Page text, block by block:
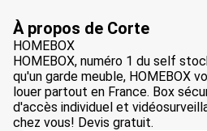
À propos de Corte
HOMEBOX
HOMEBOX, numéro 1 du self
qu'un garde meuble, HOMEBOX
louer partout en France. Box
d'accès individuel et
chez vous! Devis gratuit.